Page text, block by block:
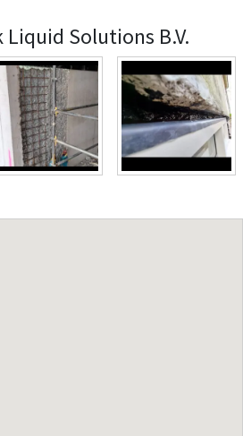
Solutions B.V.